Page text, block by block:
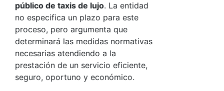
público de taxis de lujo. La entidad
no especifica un plazo para este
proceso, pero argumenta que
determinará las medidas normativas
necesarias atendiendo a la
prestación de un servicio eficiente,
seguro, oportuno y económico.